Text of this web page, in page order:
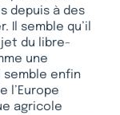
depuis à des
Il semble qu’il
du libre-
une
semble enfin
l’Europe
agricole